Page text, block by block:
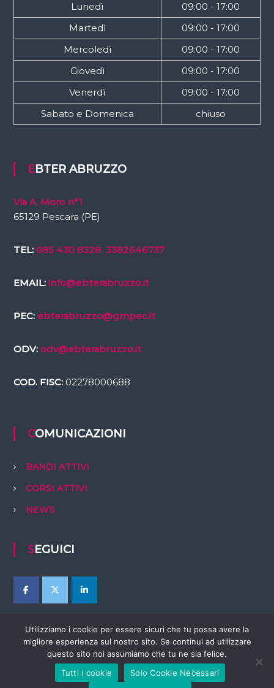
Lunedì
09:00 - 17:00
Martedì
09:00 - 17:00
Mercoledì
09:00 - 17:00
Giovedì
09:00 - 17:00
Venerdì
09:00 - 17:00
Sabato e Domenica
chiuso
EBTER ABRUZZO
Via A. Moro n°1
65129 Pescara (PE)
TEL: 085 430 8328 3382646737
EMAIL: info@ebterabruzzo.it
PEC: ebterabruzzo@gmpec.it
ODV: odv@ebterabruzzo.it
COD. FISC:02278000688
COMUNICAZIONI
BANDI ATTIVI
CORSI ATTIVI
NEWS
SEGUICI
Copyright © 2026EBTer AbruzzoTutti i diritti riservati. Tema:
Utilizziamo i cookie per essere sicuri che tu possa avere la
migliore esperienza sul nostro sito. Se continui ad utilizzare
questo sito noi assumiamo che tu ne sia felice.
Tutti i cookie
Solo Cookie Necessari